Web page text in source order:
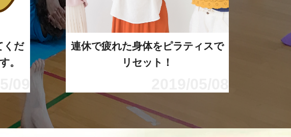
くだ
。
連休で疲れた身体をピラティスで
リセット！